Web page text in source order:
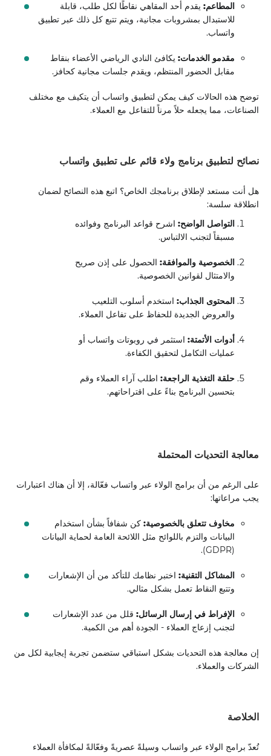
المطاعم: يقدم أحد المقاهي نقاطًا لكل طلب، قابلة
للاستبدال بمشروبات مجانية، ويتم تتبع كل ذلك عبر تطبيق
واتساب.
مقدمو الخدمات: يكافئ النادي الرياضي الأعضاء بنقاط
مقابل الحضور المنتظم، ويقدم جلسات مجانية كحافز.
توضح هذه الحالات كيف يمكن لتطبيق واتساب أن يتكيف مع مختلف
الصناعات، مما يجعله حلاً مرناً للتفاعل مع العملاء.
نصائح لتطبيق برنامج ولاء قائم على تطبيق واتساب
هل أنت مستعد لإطلاق برنامجك الخاص؟ اتبع هذه النصائح لضمان
انطلاقة سلسة:
التواصل الواضح: اشرح قواعد البرنامج وفوائده
مسبقاً لتجنب الالتباس.
الخصوصية والموافقة: الحصول على إذن صريح
والامتثال لقوانين الخصوصية.
المحتوى الجذاب: استخدم أسلوب التلعيب
والعروض الجديدة للحفاظ على تفاعل العملاء.
أدوات الأتمتة: استثمر في روبوتات واتساب أو
عمليات التكامل لتحقيق الكفاءة.
حلقة التغذية الراجعة: اطلب آراء العملاء وقم
بتحسين البرنامج بناءً على اقتراحاتهم.
معالجة التحديات المحتملة
على الرغم من أن برامج الولاء عبر واتساب فعّالة، إلا أن هناك اعتبارات
يجب مراعاتها:
مخاوف تتعلق بالخصوصية: كن شفافاً بشأن استخدام
البيانات والتزم باللوائح مثل اللائحة العامة لحماية البيانات
(GDPR).
المشاكل التقنية: اختبر نظامك للتأكد من أن الإشعارات
وتتبع النقاط تعمل بشكل مثالي.
الإفراط في إرسال الرسائل: قلل من عدد الإشعارات
لتجنب إزعاج العملاء - الجودة أهم من الكمية.
إن معالجة هذه التحديات بشكل استباقي ستضمن تجربة إيجابية لكل من
الشركات والعملاء.
الخلاصة
تُعدّ برامج الولاء عبر واتساب وسيلةً عصريةً وفعّالةً لمكافأة العملاء